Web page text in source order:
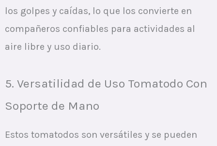
los golpes y caídas, lo que los convierte en
compañeros confiables para actividades al
aire libre y uso diario.
5. Versatilidad de Uso Tomatodo Con
Soporte de Mano
Estos tomatodos son versátiles y se pueden